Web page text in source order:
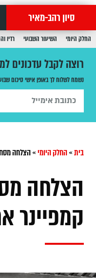
סיון רהב-מאיר
החלק היומי השיעור השבועי רדיו
רוצה לקבל עדכונים
נשמח לשלוח לך באופן אישי סיכום
בית»החלק היומי»הצלחה
הצלחה
קמפיינר